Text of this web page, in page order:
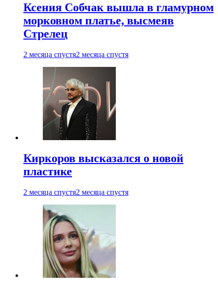
Ксения Собчак вышла в гламурном
морковном платье, высмеяв
Стрелец
2 месяца спустя2 месяца спустя
Киркоров высказался о новой
пластике
2 месяца спустя2 месяца спустя